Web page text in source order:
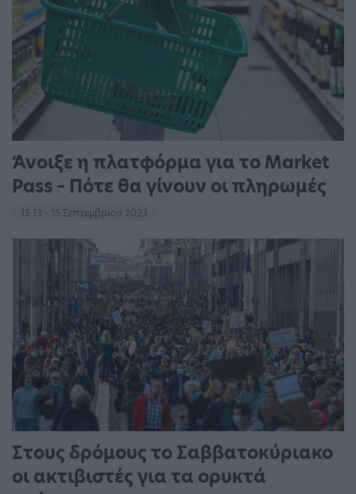
Άνοιξε η πλατφόρμα για το Market
Pass – Πότε θα γίνουν οι πληρωμές
15:13 - 15 Σεπτεμβρίου 2023
Στους δρόμους το Σαββατοκύριακο
οι ακτιβιστές για τα ορυκτά